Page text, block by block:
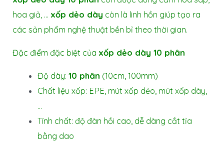
hoa giả, … xốp dẻo dày còn là linh hồn giúp tạo ra
các sản phẩm nghệ thuật bền bỉ theo thời gian.
Đặc điểm đặc biệt của xốp dẻo dày 10 phân
Độ dày: 10 phân (10cm, 100mm)
Chất liệu xốp: EPE, mút xốp dẻo, mút xốp dày,
…
Tính chất: độ đàn hồi cao, dễ dàng cắt tỉa
bằng dao